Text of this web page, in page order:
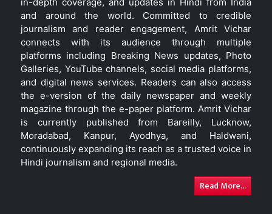
and around the world. Committed to credible
journalism and reader engagement, Amrit Vichar
connects with its audience through multiple
platforms including Breaking News updates, Photo
Galleries, YouTube channels, social media platforms,
and digital news services. Readers can also access
the e-version of the daily newspaper and weekly
magazine through the e-paper platform. Amrit Vichar
is currently published from Bareilly, Lucknow,
Moradabad, Kanpur, Ayodhya, and Haldwani,
continuously expanding its reach as a trusted voice in
Hindi journalism and regional media.
Read More...